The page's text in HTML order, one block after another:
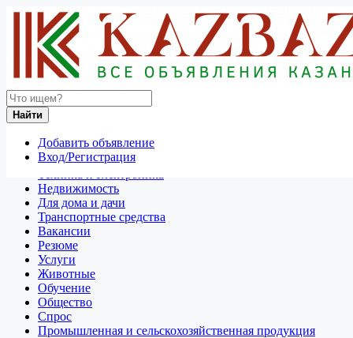
Найти
Добавить объявление
Вход/Регистрация
Россия
Разное
Личные вещи
Недвижимость
Для дома и дачи
Транспортные средства
Вакансии
Резюме
Услуги
Животные
Обучение
Общество
Спрос
Промышленная и сельскохозяйственная продукция